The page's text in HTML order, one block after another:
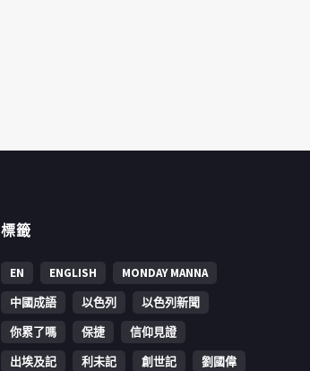
標籤
EN ENGLISH
MONDAY MANNA
中國成語
以色列
以色列新聞
你累了嗎
保捷
信仰見證
出埃及記
利未記 創世記
劉國偉